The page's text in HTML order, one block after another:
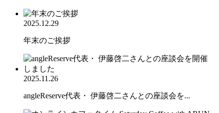
2025.12.29
年末のご挨拶
2025.11.26
angleReserve代表・ 伊藤啓二さんとの座談会を...